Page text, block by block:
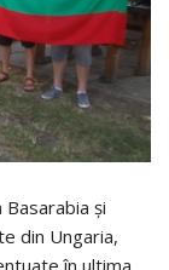
şi
din Ungaria,
în ultima